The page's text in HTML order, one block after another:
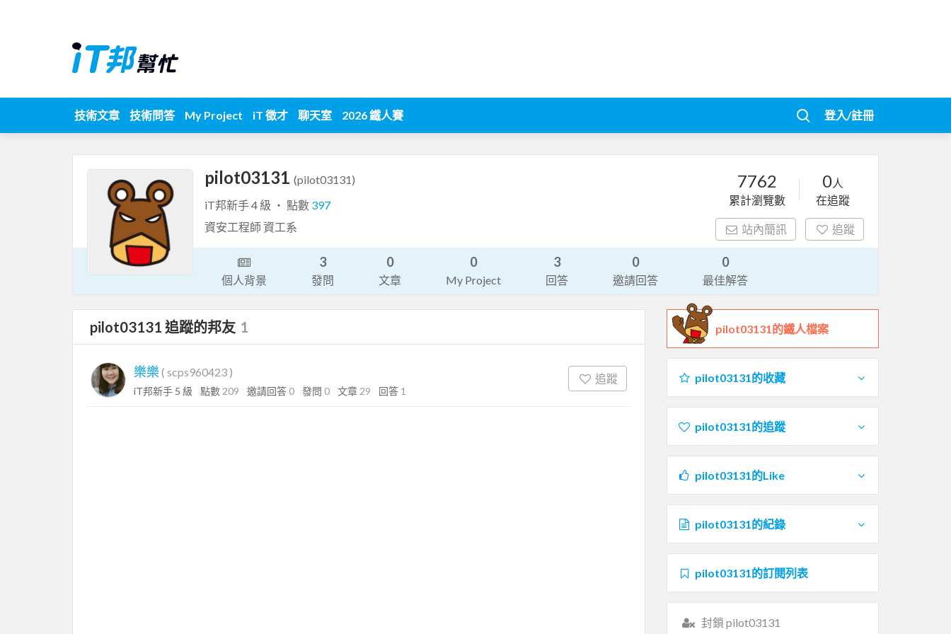
技術文章 技術問答 My Project iT 徵才 聊天室 2026 鐵人賽 登入/註冊
pilot03131 (pilot03131)
iT邦新手 4 級 ‧ 點數 397
資安工程師 資工系
7762
累計瀏覽數
0人
在追蹤
站內簡訊 追蹤
個人背景
3
發問
0
文章
0
My Project
3
回答
0
邀請回答
0
最佳解答
pilot03131 追蹤的邦友 1
樂樂 ( scps960423 )
iT邦新手 5 級 點數 209 邀請回答 0 發問 0 文章 29 回答 1
追蹤
pilot03131的鐵人檔案
pilot03131的收藏
pilot03131的追蹤
pilot03131的Like
pilot03131的紀錄
pilot03131的訂閱列表
封鎖 pilot03131